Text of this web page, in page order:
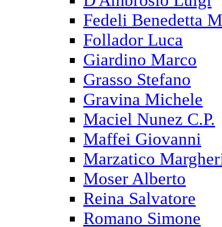
Fedeli Benedetta
Follador Luca
Giardino Marco
Grasso Stefano
Gravina Michele
Maciel Nunez C.P.
Maffei Giovanni
Marzatico
Moser Alberto
Reina Salvatore
Romano Simone